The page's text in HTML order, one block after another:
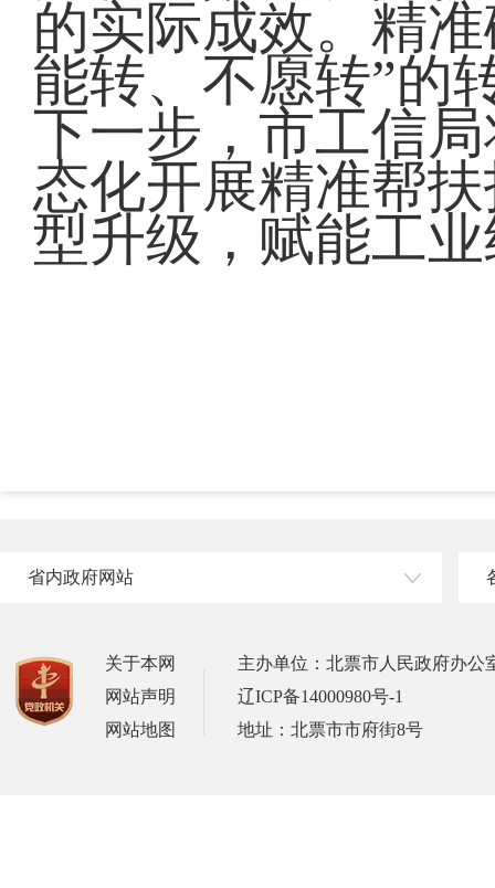
的实际成效。精
能转、不愿转”的
下一步，市工信
态化开展精准帮
型升级，赋能工
省内政府网站
关于本网
网站声明
网站地图
主办单位：北票市人民政府办公
辽ICP备14000980号-1
地址：北票市市府街8号